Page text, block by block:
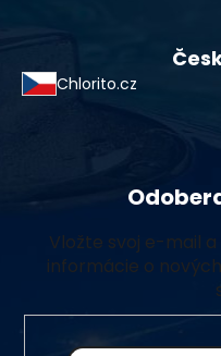
Chlorito.cz
Vložte svoj e-mail
informácie o